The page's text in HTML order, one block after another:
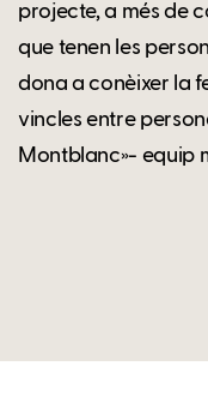
projecte, a més de
que tenen les
dona a conèixer la
vincles entre
Montblanc»- equip